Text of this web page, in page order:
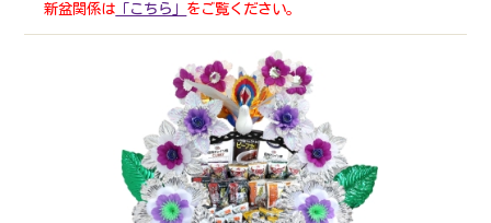
新盆関係は 「こちら」 をご覧ください。